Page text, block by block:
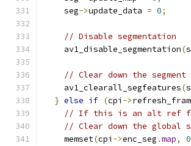
    seg
->update_data = 0;
// Disable segmentation
    av1_disable_segmentation
(
// Clear down the
    av1_clearall_segfeatures
(
} else if (cpi ->
// If this is an alt ref
// Clear down the global
    memset
(cpi ->enc_seg .map, 0